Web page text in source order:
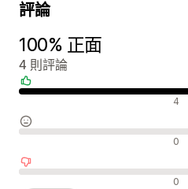
評論
100% 正面
4 則評論
4
0
0